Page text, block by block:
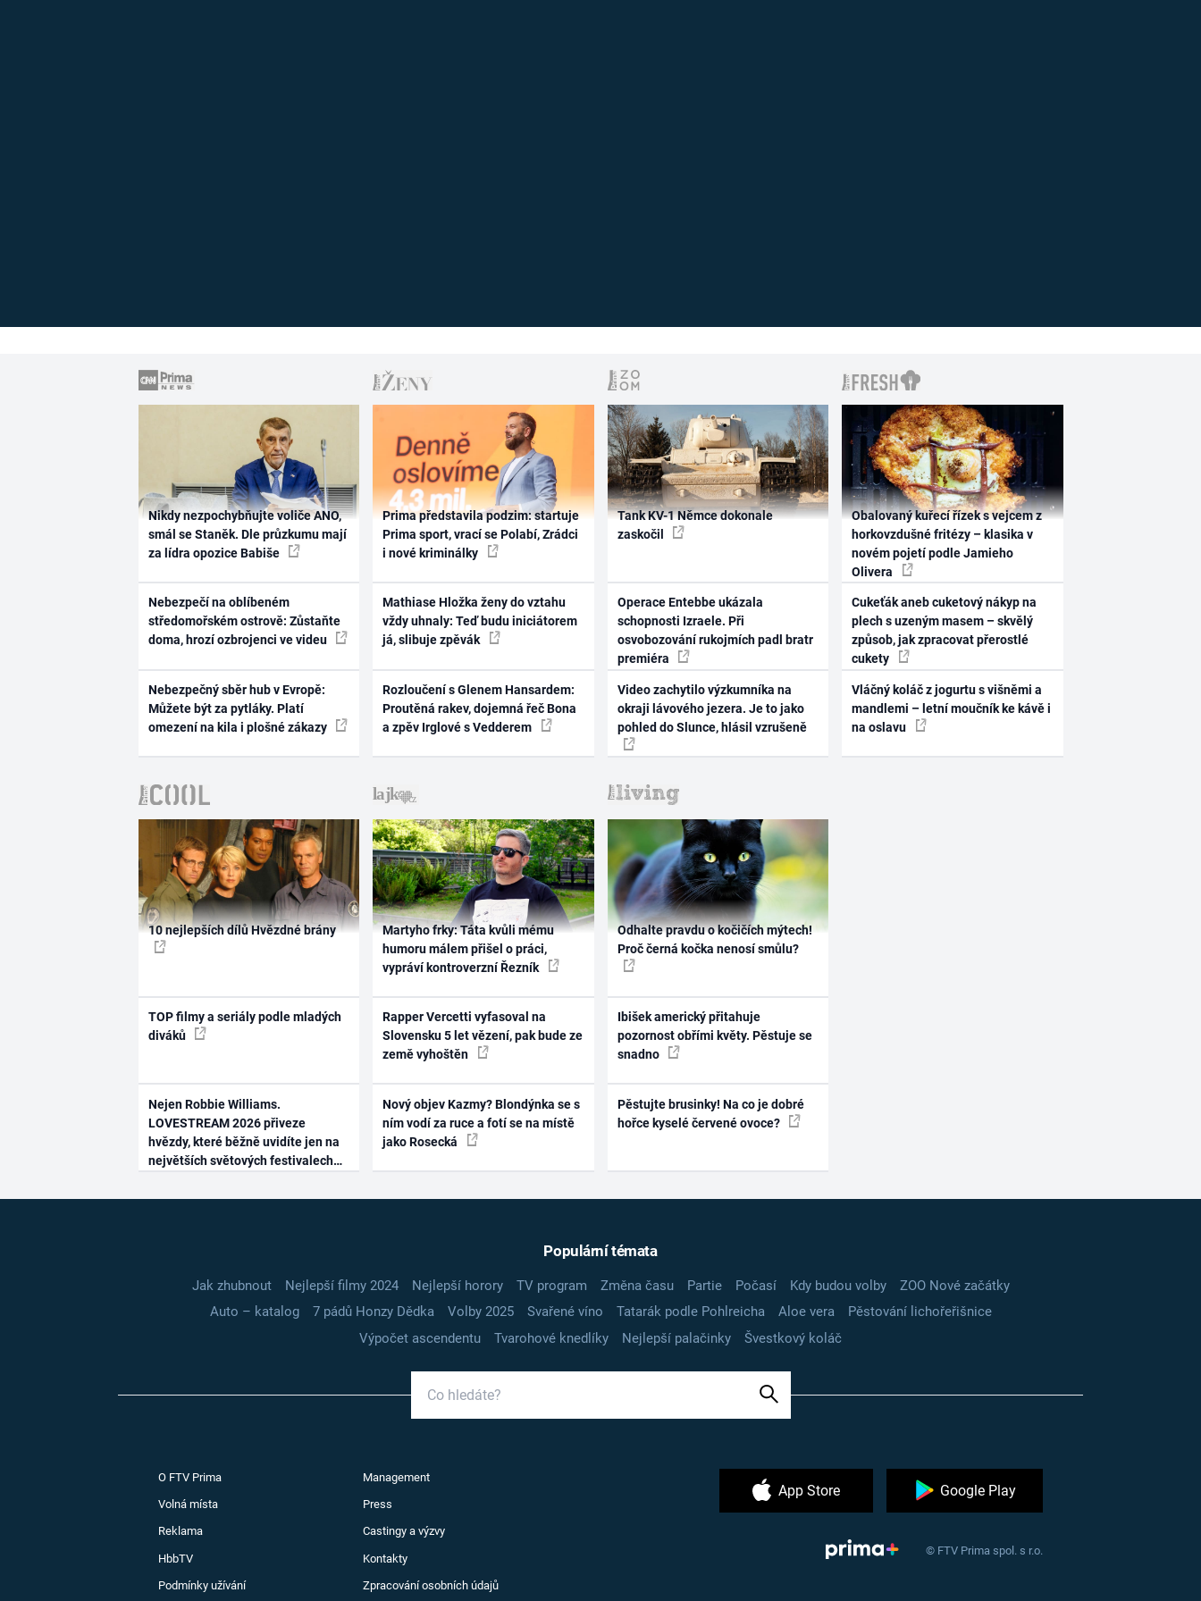
Nikdy nezpochybňujte voliče ANO,
smál se Staněk. Dle průzkumu mají
za lídra opozice Babiše
Nebezpečí na oblíbeném
středomořském ostrově: Zůstaňte
doma, hrozí ozbrojenci ve videu
Nebezpečný sběr hub v Evropě:
Můžete být za pytláky. Platí
omezení na kila i plošné zákazy
Prima představila podzim: startuje
Prima sport, vrací se Polabí, Zrádci
i nové kriminálky
Mathiase Hložka ženy do vztahu
vždy uhnaly: Teď budu iniciátorem
já, slibuje zpěvák
Rozloučení s Glenem Hansardem:
Proutěná rakev, dojemná řeč Bona
a zpěv Irglové s Vedderem
Tank KV-1 Němce dokonale
zaskočil
Operace Entebbe ukázala
schopnosti Izraele. Při
osvobozování rukojmích padl bratr
premiéra
Video zachytilo výzkumníka na
okraji lávového jezera. Je to jako
pohled do Slunce, hlásil vzrušeně
Obalovaný kuřecí řízek s vejcem z
horkovzdušné fritézy – klasika v
novém pojetí podle Jamieho
Olivera
Cukeťák aneb cuketový nákyp na
plech s uzeným masem – skvělý
způsob, jak zpracovat přerostlé
cukety
Vláčný koláč z jogurtu s višněmi a
mandlemi – letní moučník ke kávě i
na oslavu
10 nejlepších dílů Hvězdné brány
TOP filmy a seriály podle mladých
diváků
Nejen Robbie Williams.
LOVESTREAM 2026 přiveze
hvězdy, které běžně uvidíte jen na
největších světových festivalech
Martyho frky: Táta kvůli mému
humoru málem přišel o práci,
vypráví kontroverzní Řezník
Rapper Vercetti vyfasoval na
Slovensku 5 let vězení, pak bude ze
země vyhoštěn
Nový objev Kazmy? Blondýnka se s
ním vodí za ruce a fotí se na místě
jako Rosecká
Odhalte pravdu o kočičích mýtech!
Proč černá kočka nenosí smůlu?
Ibišek americký přitahuje
pozornost obřími květy. Pěstuje se
snadno
Pěstujte brusinky! Na co je dobré
hořce kyselé červené ovoce?
Populární témata
Jak zhubnout Nejlepší filmy 2024 Nejlepší horory TV program Změna času Partie Počasí Kdy budou volby
ZOO Nové začátky
Auto – katalog
7 pádů Honzy Dědka Volby 2025 Svařené víno Tatarák podle Pohlreicha Aloe vera
Pěstování lichořeřišnice
Výpočet ascendentu
Tvarohové knedlíky Nejlepší palačinky Švestkový koláč
O FTV Prima Management
Volná místa Press
Reklama Castingy a výzvy
HbbTV Kontakty
Podmínky užívání Zpracování osobních údajů
App Store Google Play
© FTV Prima spol. s r.o.